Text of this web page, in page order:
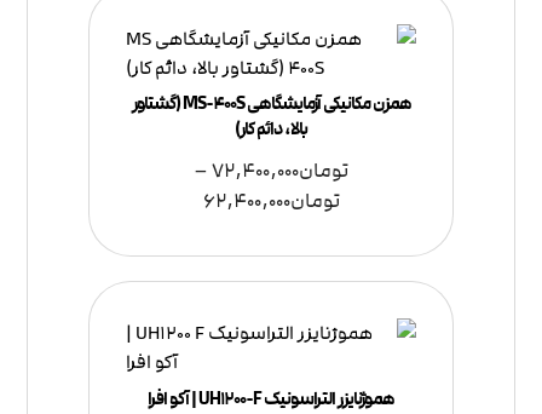
همزن مکانیکی آزمایشگاهی MS-400S (گشتاور
بالا، دائم کار)
تومان72,400,000
–
تومان62,400,000
هموژنایزر التراسونیک UH1200-F | آکو افرا